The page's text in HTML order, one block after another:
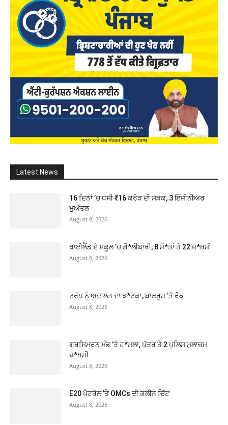
Latest News
16 ਦਿਨਾਂ ’ਚ ਧਸੀ ₹16 ਕਰੋੜ ਦੀ ਸੜਕ, 3 ਇੰਜੀਨੀਅਰ
ਮੁਅੱਤਲ
August 8, 2026
ਥਾਈਲੈਂਡ ਦੇ ਸਕੂਲ ’ਚ ਗੋ*ਲੀਬਾਰੀ, 8 ਮੌ*ਤਾਂ ਤੇ 22 ਜ਼*ਖ਼ਮੀ
August 8, 2026
ਟਰੰਪ ਨੂੰ ਅਦਾਲਤ ਦਾ ਝ*ਟਕਾ, ਬਾਲਰੂਮ ’ਤੇ ਰੋਕ
August 8, 2026
ਗੁਰਸਿਮਰਨ ਮੰਡ ’ਤੇ ਹ*ਮਲਾ, ਪੁੱਤਰ ਤੇ 2 ਪੁਲਿਸ ਮੁਲਾਜ਼ਮ
ਜ਼*ਖ਼ਮੀ
August 8, 2026
E20 ਪੈਟਰੋਲ ’ਤੇ OMCs ਦੀ ਕਲੀਨ ਚਿੱਟ
August 8, 2026